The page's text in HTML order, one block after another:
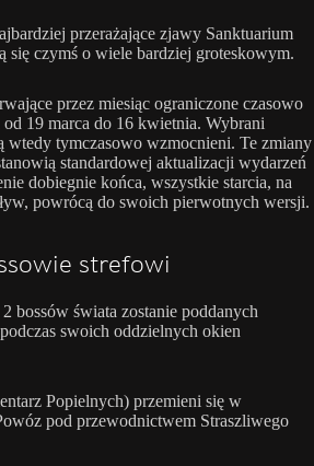
przerażające zjawy Sanktuarium
się czymś o wiele bardziej groteskowym.
przez miesiąc ograniczone czasowo
19 marca do 16 kwietnia. Wybrani
wtedy tymczasowo wzmocnieni. Te zmiany
standardowej aktualizacji wydarzeń
dobiegnie końca, wszystkie starcia, na
powrócą do swoich pierwotnych wersji.
strefowi
bossów świata zostanie poddanych
swoich oddzielnych okien
Popielnych) przemieni się w
pod przewodnictwem Straszliwego